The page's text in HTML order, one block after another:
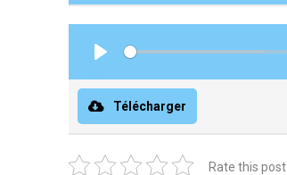
Télécharger
Rate this post